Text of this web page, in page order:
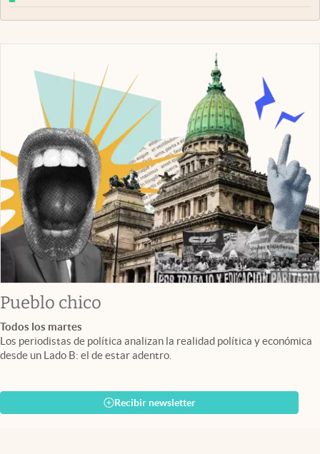
Pueblo chico
Todos los martes
Los periodistas de política analizan la realidad política y económica
desde un Lado B: el de estar adentro.
Recibir newsletter